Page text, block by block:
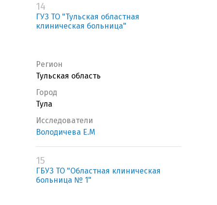
14
ГУЗ ТО "Тульская областная
клиническая больница"
Регион
Тульская область
Город
Тула
Исследователи
Володичева Е.М
15
ГБУЗ ТО "Областная клиническая
больница № 1"